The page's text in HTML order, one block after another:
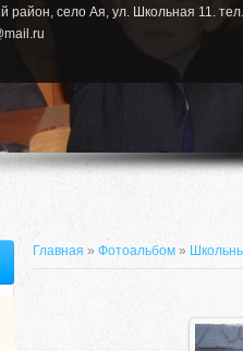
район, село Ая, ул. Школьная 11.
Главная » Фотоальбом »